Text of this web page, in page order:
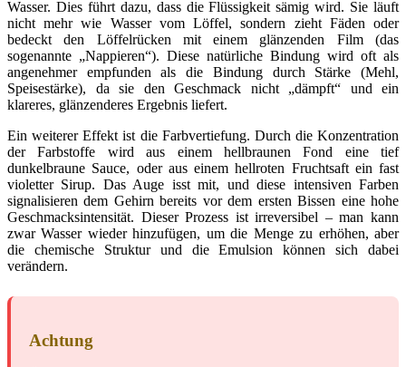
Wasser. Dies führt dazu, dass die Flüssigkeit sämig wird. Sie läuft
nicht mehr wie Wasser vom Löffel, sondern zieht Fäden oder
bedeckt den Löffelrücken mit einem glänzenden Film (das
sogenannte „Nappieren“). Diese natürliche Bindung wird oft als
angenehmer empfunden als die Bindung durch Stärke (Mehl,
Speisestärke), da sie den Geschmack nicht „dämpft“ und ein
klareres, glänzenderes Ergebnis liefert.
Ein weiterer Effekt ist die Farbvertiefung. Durch die Konzentration
der Farbstoffe wird aus einem hellbraunen Fond eine tief
dunkelbraune Sauce, oder aus einem hellroten Fruchtsaft ein fast
violetter Sirup. Das Auge isst mit, und diese intensiven Farben
signalisieren dem Gehirn bereits vor dem ersten Bissen eine hohe
Geschmacksintensität. Dieser Prozess ist irreversibel – man kann
zwar Wasser wieder hinzufügen, um die Menge zu erhöhen, aber
die chemische Struktur und die Emulsion können sich dabei
verändern.
Achtung